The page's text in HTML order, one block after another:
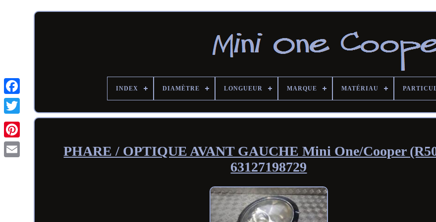
INDEX DIAMÈTRE LONGUEUR MARQUE MATÉRIAU
PHARE / OPTIQUE AVANT GAUCHE Mini One/Cooper
63127198729